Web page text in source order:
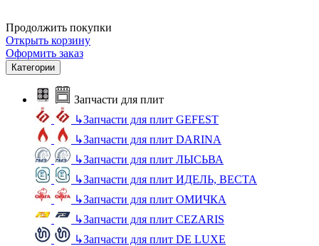
Продолжить покупки
Открыть корзину
Оформить заказ
Категории
Запчасти для плит
↳Запчасти для плит GEFEST
↳Запчасти для плит DARINA
↳Запчасти для плит ЛЫСЬВА
↳Запчасти для плит ИДЕЛЬ, ВЕСТА
↳Запчасти для плит ОМИЧКА
↳Запчасти для плит CEZARIS
↳Запчасти для плит DE LUXE